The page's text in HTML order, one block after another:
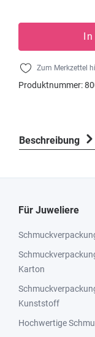
In
Zum Merkzettel
Produktnummer:
Beschreibung
Für Juweliere
Karton
Kunststoff
Hochwertige